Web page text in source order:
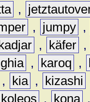
,
, jumpy ,
kadjar , käfer ,
, karoq ,
, kia , kizashi
koleos , kona ,